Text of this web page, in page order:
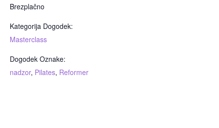
Brezplačno
Kategorija Dogodek:
Masterclass
Dogodek Oznake:
nadzor, Pilates, Reformer